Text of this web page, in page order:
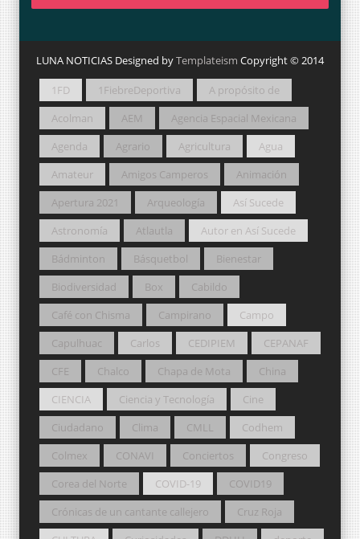
LUNA NOTICIAS Designed byTemplateism Copyright © 2014
1FD 1FiebreDeportiva
A propósito de
Acolman
AEM
Agencia Espacial Mexicana
Agenda
Agrario Agricultura
Agua
Amateur
Amigos Camperos
Animación
Apertura 2021
Arqueología
Así Sucede
Astronomía
Atlautla
Autor en Así Sucede
Bádminton
Básquetbol
Bienestar
Biodiversidad
Box
Cabildo
Café con Chisma
Campirano
Campo
Capulhuac
Carlos CEDIPIEM
CEPANAF
CFE
Chalco Chapa de Mota
China
CIENCIA
Ciencia y Tecnología
Cine
Ciudadano
Clima CMLL
Codhem
Colmex
CONAVI Conciertos
Congreso
Corea del Norte
COVID-19
COVID19
Crónicas de un cantante callejero
Cruz Roja